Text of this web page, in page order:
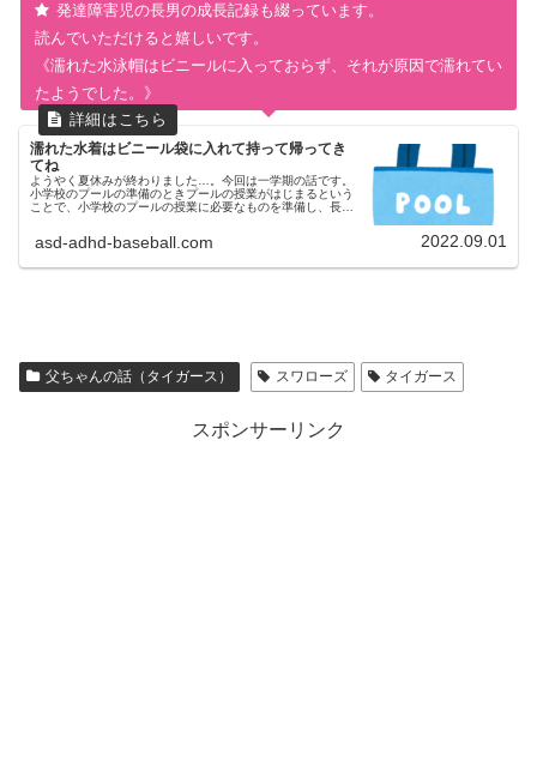
発達障害児の長男の成長記録も綴っています。
読んでいただけると嬉しいです。
《濡れた水泳帽はビニールに入っておらず、それが原因で濡れてい
たようでした。》
濡れた水着はビニール袋に入れて持って帰ってき
てね
ようやく夏休みが終わりました…。今回は一学期の話です。
小学校のプールの準備のときプールの授業がはじまるという
ことで、小学校のプールの授業に必要なものを準備し、長男
から、濡れた水着を入れる...
asd-adhd-baseball.com 2022.09.01
父ちゃんの話（タイガース） スワローズ タイガース
スポンサーリンク